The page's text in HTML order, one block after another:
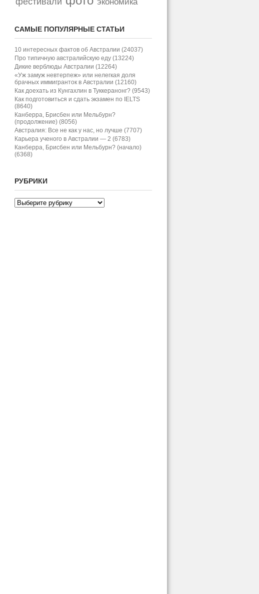
САМЫЕ ПОПУЛЯРНЫЕ СТАТЬИ
10 интересных фактов об Австралии (24037)
Про типичную австралийскую еду (13224)
Дикие верблюды Австралии (12264)
«Уж замуж невтерпеж» или нелегкая доля
брачных иммигранток в Австралии (12160)
Как доехать из Кунгахлин в Туккеранонг? (9543)
Как подготовиться и сдать экзамен по IELTS
(8640)
Канберра, Брисбен или Мельбурн?
(продолжение) (8056)
Австралия: Все не как у нас, но лучше (7707)
Карьера ученого в Австралии — 2 (6783)
Канберра, Брисбен или Мельбурн? (начало)
(6368)
РУБРИКИ